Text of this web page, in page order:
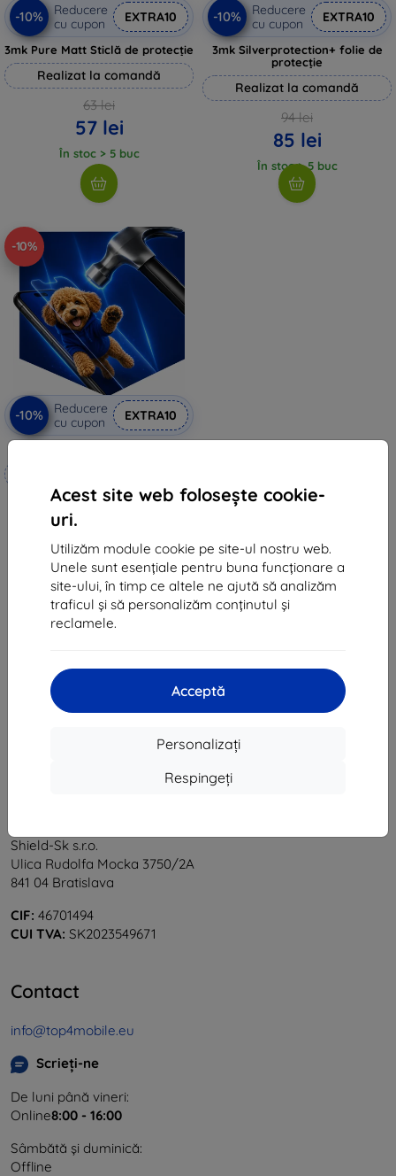
Acest site web folosește cookie-
uri.
Utilizăm module cookie pe site-ul nostru web.
Unele sunt esențiale pentru buna funcționare a
site-ului, în timp ce altele ne ajută să analizăm
traficul și să personalizăm conținutul și
reclamele.
Acceptă
Personalizați
Respingeți
-10%
Reducere
cu cupon
EXTRA10
3mk Pure Matt Sticlă de protecție
Realizat la comandă
63 lei
57 lei
În stoc > 5 buc
-10%
Reducere
cu cupon
EXTRA10
3mk Silverprotection+ folie de
protecție
Realizat la comandă
94 lei
85 lei
În stoc > 5 buc
-10%
-10%
Reducere
cu cupon
EXTRA10
99 lei
89 lei
În stoc 4 buc
1
Shield-Sk s.r.o.
Ulica Rudolfa Mocka 3750/2A
841 04 Bratislava
CIF: 46701494
CUI TVA: SK2023549671
Contact
info@top4mobile.eu
Scrieți-ne
De luni până vineri:
Online8:00 - 16:00
Sâmbătă și duminică:
Offline